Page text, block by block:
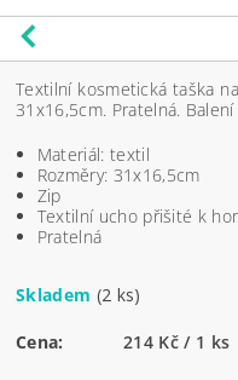
Textilní kosmetická taška
31x16,5cm. Pratelná. Balení
Materiál: textil
Rozměry: 31x16,5cm
Zip
Textilní ucho přišité k
Pratelná
Skladem (2 ks)
Cena: 214 Kč / 1 ks